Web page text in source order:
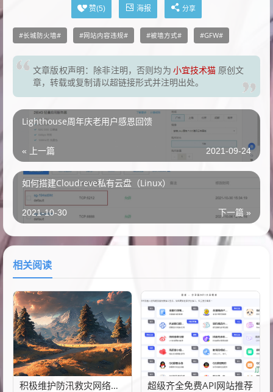
赞(5) 海报 分享
长城防火墙 网站内容违规 被墙方式 GFW
文章版权声明：除非注明，否则均为 小宜技术猫 原创文
章，转载或复制请以超链接形式并注明出处。
Lighthouse周年庆老用户感恩回馈
« 上一篇 2021-09-24
如何搭建Cloudreve私有云盘（Linux）
下一篇 »
2021-10-30
相关阅读
积极维护防汛救灾网络秩序倡议书 超级齐全免费API网站推荐